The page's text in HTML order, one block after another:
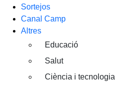
Sortejos
Canal Camp
Altres
Educació
Salut
Ciència i tecnologia